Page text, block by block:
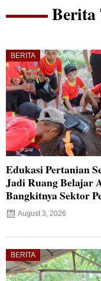
BERITA
Edukasi Pertanian
Jadi Ruang Belajar
Bangkitnya Sektor
August 3, 2026
BERITA